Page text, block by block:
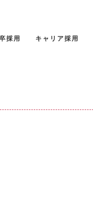
採用 キャリア採用